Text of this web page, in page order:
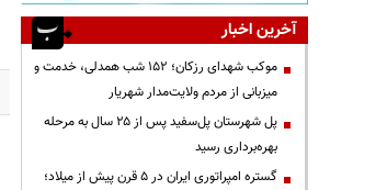
آخرین اخبار
موکب شهدای رزکان؛ ۱۵۲ شب همدلی، خدمت و
میزبانی از مردم ولایت‌مدار شهریار
پل شهرستان پل‌سفید پس از ۲۵ سال به مرحله
بهره‌برداری رسید
گستره امپراتوری ایران در ۵ قرن پیش از میلاد؛